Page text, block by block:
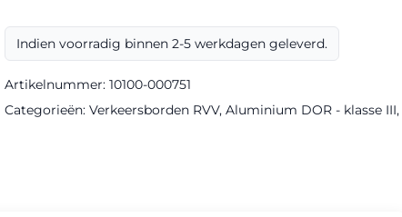
klasse
aantal
Indien voorradig binnen 2-5 werkdagen geleverd.
Artikelnummer: 10100-000751
Categorieën: Verkeersborden RVV, Aluminium DOR - klasse III,